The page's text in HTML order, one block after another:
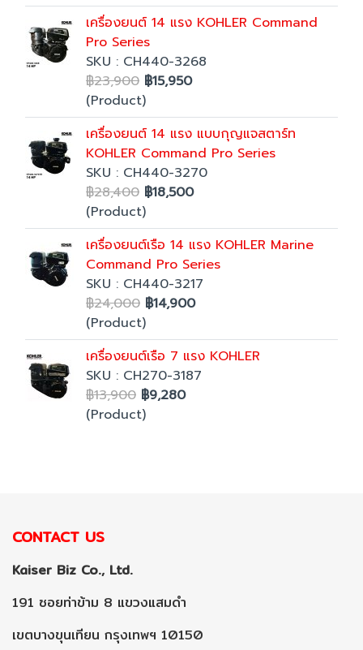
เครื่องยนต์ 14 แรง KOHLER Command
Pro Series
SKU : CH440-3268
฿23,900 ฿15,950
(Product)
เครื่องยนต์ 14 แรง แบบกุญแจสตาร์ท
KOHLER Command Pro Series
SKU : CH440-3270
฿28,400 ฿18,500
(Product)
เครื่องยนต์เรือ 14 แรง KOHLER Marine
Command Pro Series
SKU : CH440-3217
฿24,000 ฿14,900
(Product)
เครื่องยนต์เรือ 7 แรง KOHLER
SKU : CH270-3187
฿13,900 ฿9,280
(Product)
CONTACT US
Kaiser Biz Co., Ltd.
191 ซอยท่าข้าม 8 แขวงแสมดำ
เขตบางขุนเทียน กรุงเทพฯ 10150